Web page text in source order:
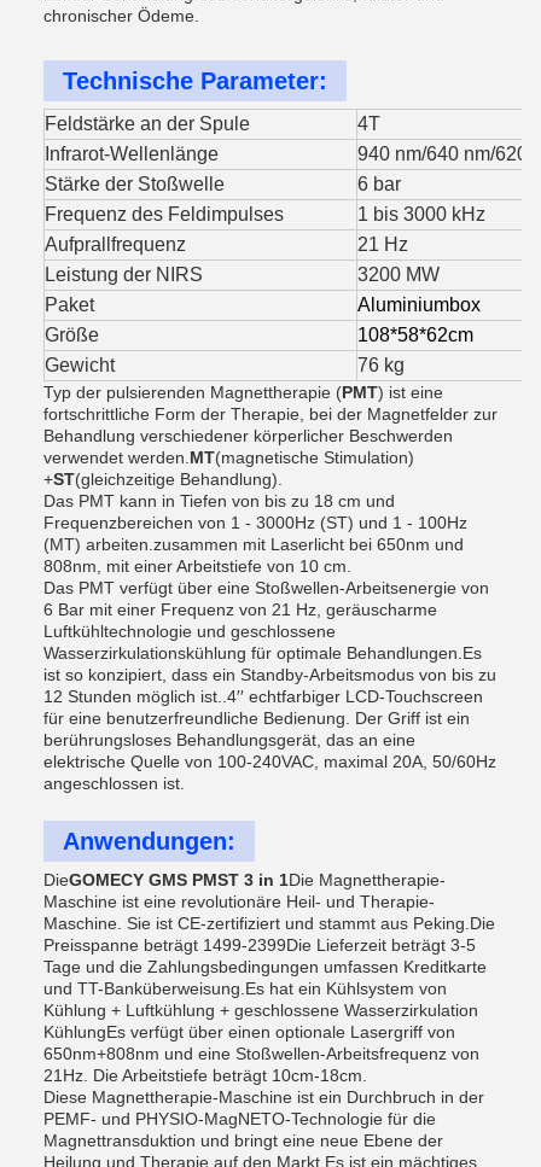
chronischer Ödeme.
Technische Parameter:
Feldstärke an der Spule
4T
Infrarot-Wellenlänge
940 nm/640 nm/620
Stärke der Stoßwelle
6 bar
Frequenz des Feldimpulses
1 bis 3000 kHz
Aufprallfrequenz
21 Hz
Leistung der NIRS
3200 MW
Paket
Aluminiumbox
Größe
108*58*62cm
Gewicht
76 kg
Typ der pulsierenden Magnettherapie (PMT) ist eine
fortschrittliche Form der Therapie, bei der Magnetfelder zur
Behandlung verschiedener körperlicher Beschwerden
verwendet werden. MT(magnetische Stimulation)
+ST(gleichzeitige Behandlung).
Das PMT kann in Tiefen von bis zu 18 cm und
Frequenzbereichen von 1 - 3000Hz (ST) und 1 - 100Hz
(MT) arbeiten.zusammen mit Laserlicht bei 650nm und
808nm, mit einer Arbeitstiefe von 10 cm.
Das PMT verfügt über eine Stoßwellen-Arbeitsenergie von
6 Bar mit einer Frequenz von 21 Hz, geräuscharme
Luftkühltechnologie und geschlossene
Wasserzirkulationskühlung für optimale Behandlungen.Es
ist so konzipiert, dass ein Standby-Arbeitsmodus von bis zu
12 Stunden möglich ist..4′′ echtfarbiger LCD-Touchscreen
für eine benutzerfreundliche Bedienung. Der Griff ist ein
berührungsloses Behandlungsgerät, das an eine
elektrische Quelle von 100-240VAC, maximal 20A, 50/60Hz
angeschlossen ist.
Anwendungen:
DieGOMECY GMS PMST 3 in 1Die Magnettherapie-
Maschine ist eine revolutionäre Heil- und Therapie-
Maschine. Sie ist CE-zertifiziert und stammt aus Peking.Die
Preisspanne beträgt 1499-2399Die Lieferzeit beträgt 3-5
Tage und die Zahlungsbedingungen umfassen Kreditkarte
und TT-Banküberweisung.Es hat ein Kühlsystem von
Kühlung + Luftkühlung + geschlossene Wasserzirkulation
KühlungEs verfügt über einen optionale Lasergriff von
650nm+808nm und eine Stoßwellen-Arbeitsfrequenz von
21Hz. Die Arbeitstiefe beträgt 10cm-18cm.
Diese Magnettherapie-Maschine ist ein Durchbruch in der
PEMF- und PHYSIO-MagNETO-Technologie für die
Magnettransduktion und bringt eine neue Ebene der
Heilung und Therapie auf den Markt.Es ist ein mächtiges